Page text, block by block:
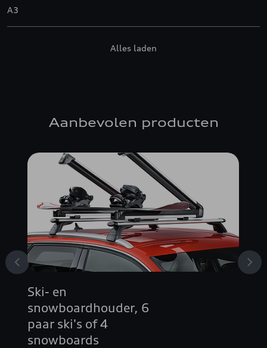
A3
A4 BERLINE
A5 AVANT
A5 BERLINE
A5 CABRIOLET
A5 COUPÉ
Alles laden
Aanbevolen producten
Ski- en
snowboardhouder, 6
paar ski's of 4
snowboards